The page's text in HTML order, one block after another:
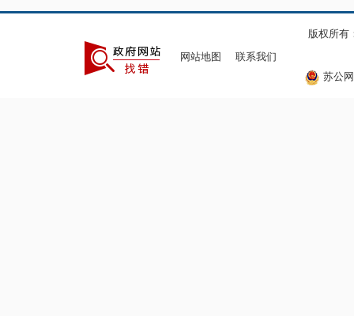
网站地图 联系我们
版权所有
苏公